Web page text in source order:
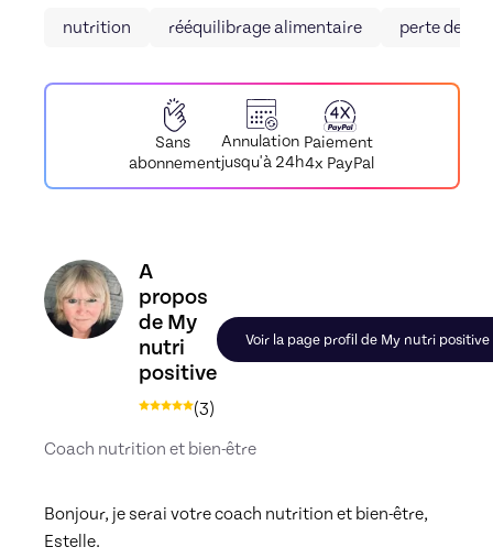
nutrition rééquilibrage alimentaire perte de
Sans
abonnement
Annulation
jusqu'à 24h
Paiement
4x PayPal
Découvrez le profil de My nutri positive, Skiller
A
propos
de My
nutri
positive
(3)
Voir la page profil de My nutri positive
Coach nutrition et bien-être
Bonjour, je serai votre coach nutrition et bien-être,
Estelle.